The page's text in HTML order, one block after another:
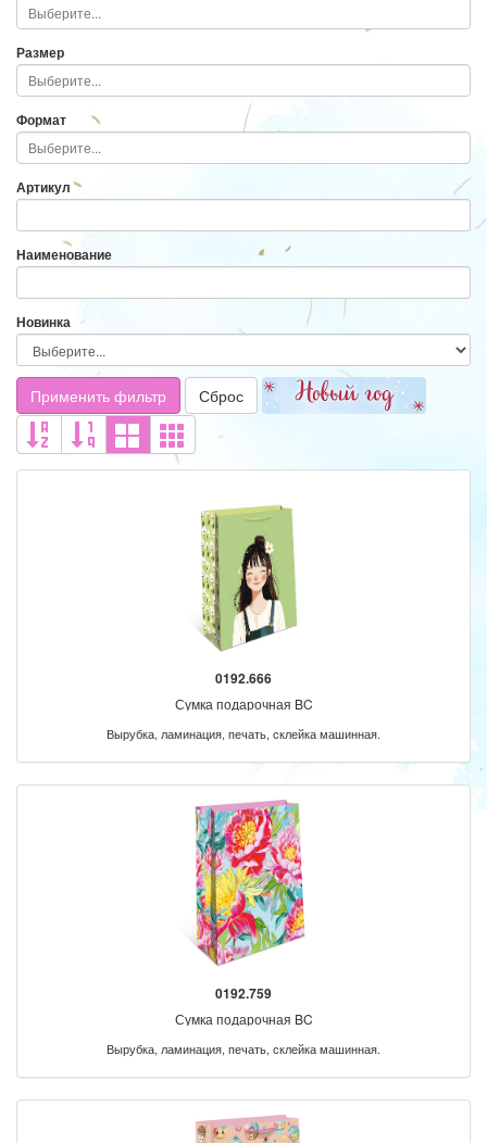
Размер
Формат
Артикул
Наименование
Новинка
Применить фильтр Сброс
0192.666
Сумка подарочная BC
Вырубка, ламинация, печать, склейка машинная.
0192.759
Сумка подарочная BC
Вырубка, ламинация, печать, склейка машинная.